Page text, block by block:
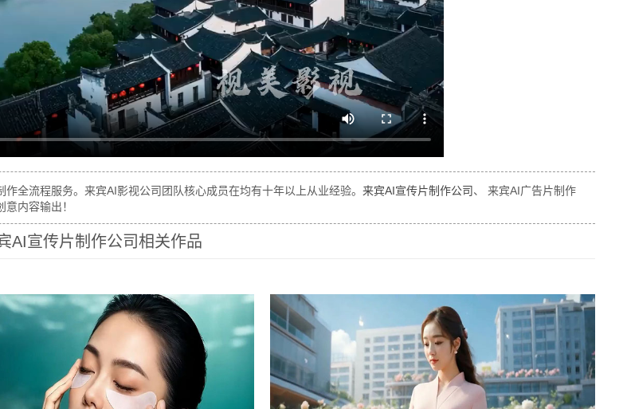
全流程服务。来宾AI影视公司团队核心成员在均有十年以上从业经验。来宾AI宣传片制作公司、 来宾AI广告片制作
内容输出！
AI宣传片制作公司相关作品